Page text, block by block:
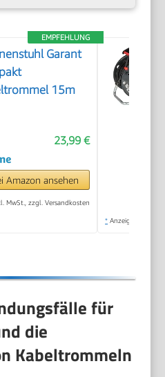
EMPFEHLUNG
Garant
15m
23,99 €
Amazon ansehen
MwSt., zzgl. Versandkosten
* Anzeige
für
die
Kabeltrommeln